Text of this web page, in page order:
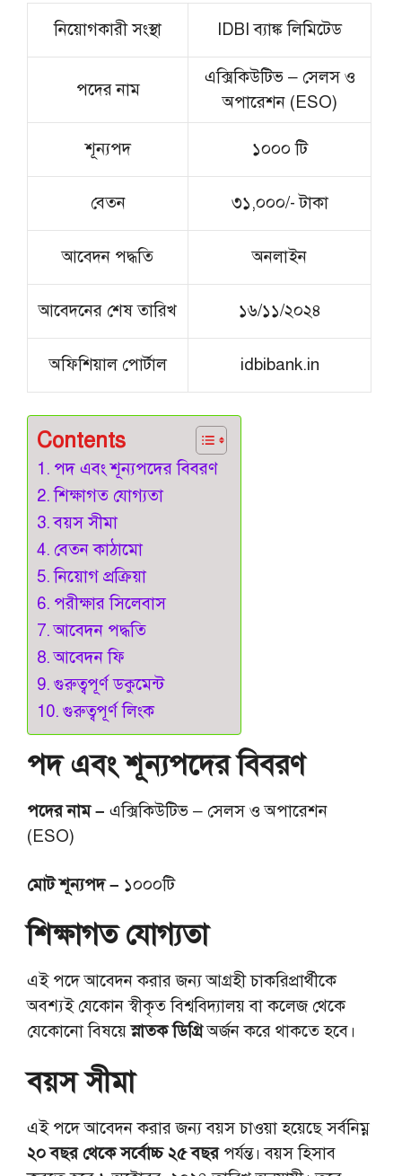
নিয়োগকারী সংস্থা IDBI ব্যাঙ্ক লিমিটেড
পদের নাম
এক্সিকিউটিভ – সেলস ও
অপারেশন (ESO)
শূন্যপদ ১০০০ টি
বেতন ৩১,০০০/- টাকা
আবেদন পদ্ধতি অনলাইন
আবেদনের শেষ তারিখ ১৬/১১/২০২৪
অফিশিয়াল পোর্টাল idbibank.in
Contents
পদ এবং শূন্যপদের বিবরণ
শিক্ষাগত যোগ্যতা
বয়স সীমা
বেতন কাঠামো
নিয়োগ প্রক্রিয়া
পরীক্ষার সিলেবাস
আবেদন পদ্ধতি
আবেদন ফি
গুরুত্বপূর্ণ ডকুমেন্ট
গুরুত্বপূর্ণ লিংক
পদ এবং শূন্যপদের বিবরণ
পদের নাম – এক্সিকিউটিভ – সেলস ও অপারেশন
(ESO)
মোট শূন্যপদ – ১০০০টি
শিক্ষাগত যোগ্যতা
এই পদে আবেদন করার জন্য আগ্রহী চাকরিপ্রার্থীকে
অবশ্যই যেকোন স্বীকৃত বিশ্ববিদ্যালয় বা কলেজ থেকে
যেকোনো বিষয়েস্নাতক ডিগ্রিঅর্জন করে থাকতে হবে।
বয়স সীমা
এই পদে আবেদন করার জন্য বয়স চাওয়া হয়েছে সর্বনিম্ন
২০ বছর থেকে সর্বোচ্চ ২৫ বছরপর্যন্ত। বয়স হিসাব